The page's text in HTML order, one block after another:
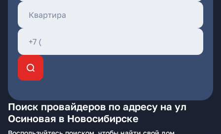
Поиск провайдеров по адресу на ул
Осиновая в Новосибирске